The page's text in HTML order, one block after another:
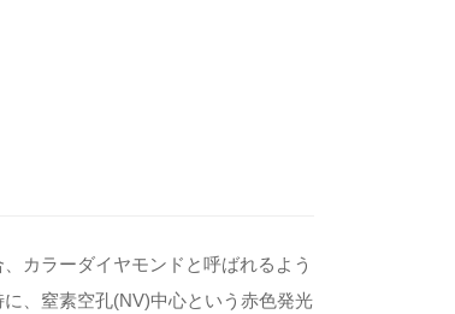
カラーダイヤモンドと呼ばれるよう
、窒素空孔(NV)中⼼という⾚⾊発光